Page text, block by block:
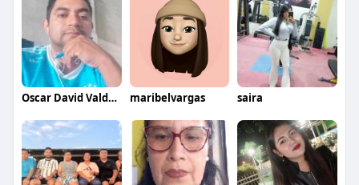
Oscar David Valdez Solano maribelvargas saira